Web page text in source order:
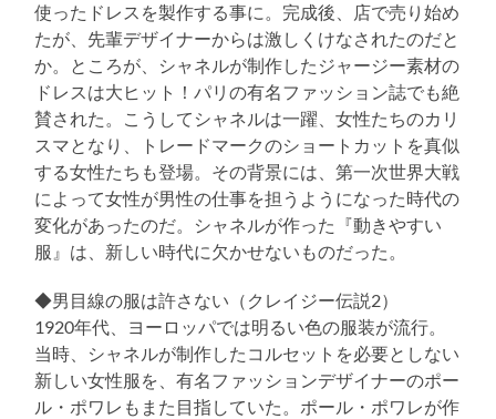
使ったドレスを製作する事に。完成後、店で売り始め
たが、先輩デザイナーからは激しくけなされたのだと
か。ところが、シャネルが制作したジャージー素材の
ドレスは大ヒット！パリの有名ファッション誌でも絶
賛された。こうしてシャネルは一躍、女性たちのカリ
スマとなり、トレードマークのショートカットを真似
する女性たちも登場。その背景には、第一次世界大戦
によって女性が男性の仕事を担うようになった時代の
変化があったのだ。シャネルが作った『動きやすい
服』は、新しい時代に欠かせないものだった。
◆男目線の服は許さない（クレイジー伝説2）
1920年代、ヨーロッパでは明るい色の服装が流行。
当時、シャネルが制作したコルセットを必要としない
新しい女性服を、有名ファッションデザイナーのポー
ル・ポワレもまた目指していた。ポール・ポワレが作